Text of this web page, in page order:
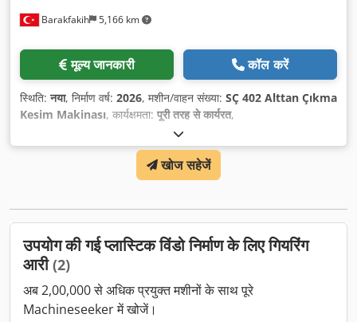
Barakfakih 5,166 km
मूल्य जानकारी कॉल करें
स्थिति:नया, निर्माण वर्ष: 2026, मशीन/वाहन संख्या: SÇ 402 Alttan Çıkma
Kesim Makinası, कार्यक्षमता: पूरी तरह से कार्यरत,
खोज सहेजें
उपयोग की गई प्लास्टिक विंडो निर्माण के लिए गियरिंग
आरी(2)
अब 2,00,000 से अधिक प्रयुक्त मशीनों के साथ पूरे
Machineseeker में खोजें।